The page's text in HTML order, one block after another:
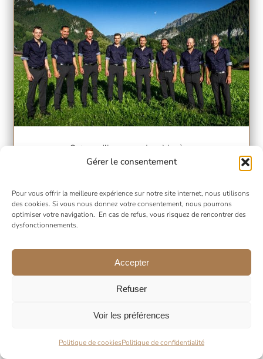
Gérer le consentement
Pour vous offrir la meilleure expérience sur notre site internet, nous utilisons
des cookies. Si vous nous donnez votre consentement, nous pourrons
optimiser votre navigation. En cas de refus, vous risquez de rencontrer des
dysfonctionnements.
Accepter
Refuser
Voir les préférences
Politique de cookiesPolitique de confidentialité
Octuor d’hommes Les Vouèno